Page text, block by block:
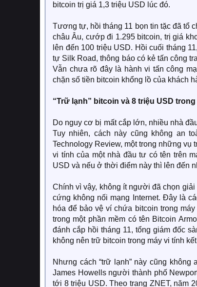
bitcoin trị giá 1,3 triệu USD lúc đó.
Tương tự, hồi tháng 11 bọn tin tặc đã tổ
châu Âu, cướp đi 1.295 bitcoin, trị giá
lên đến 100 triệu USD. Hồi cuối tháng
tự Silk Road, thông báo có kẻ tấn công
Vẫn chưa rõ đây là hành vi tấn công
chặn số tiền bitcoin khổng lồ của khách
“Trữ lạnh” bitcoin và 8 triệu USD
Do nguy cơ bị mất cắp lớn, nhiều nhà
Tuy nhiên, cách này cũng không an
Technology Review, một trong những vụ
vi tính của một nhà đầu tư có tên trên
USD và nếu ở thời điểm này thì lên đến
Chính vì vậy, không ít người đã chọn
cứng không nối mạng Internet. Đây là
hóa để bảo vệ ví chứa bitcoin trong
trong một phần mềm có tên Bitcoin
đánh cắp hồi tháng 11, tổng giám đốc
không nên trữ bitcoin trong máy vi tính
Nhưng cách “trữ lạnh” này cũng
James Howells người thành phố
tới 8 triệu USD. Theo trang ZNET, năm